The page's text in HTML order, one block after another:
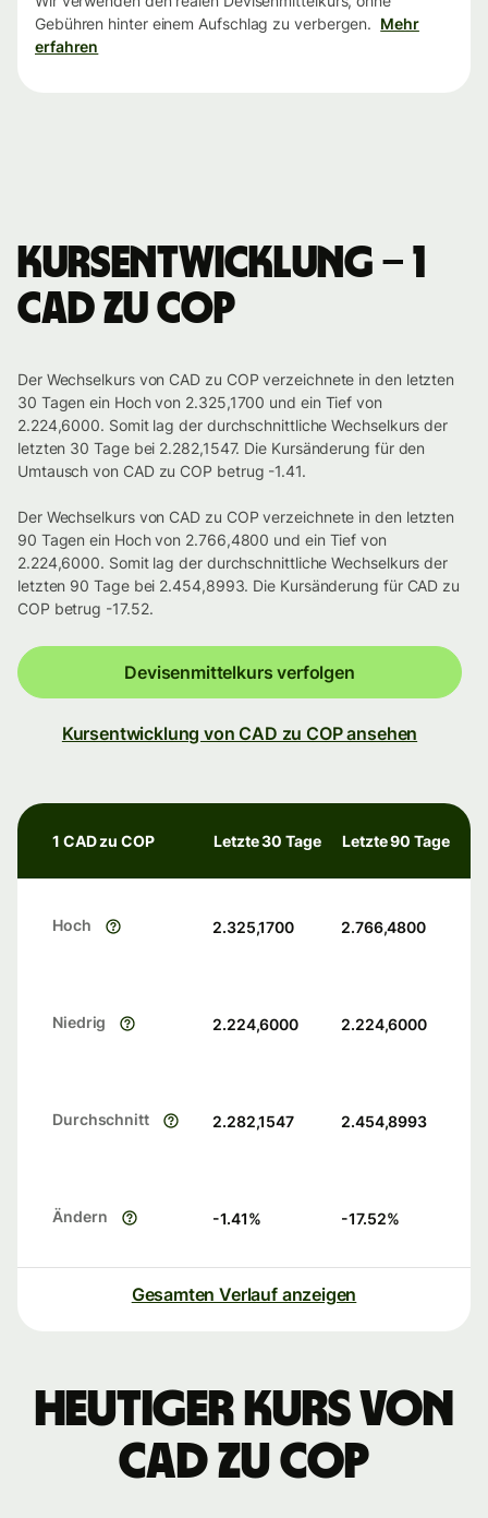
Gebühren hinter einem Aufschlag zu verbergen. Mehr
erfahren
Kursentwicklung – 1
CAD zu COP
Der Wechselkurs von CAD zu COP verzeichnete in den letzten
30 Tagen ein Hoch von 2.325,1700 und ein Tief von
2.224,6000. Somit lag der durchschnittliche Wechselkurs der
letzten 30 Tage bei 2.282,1547. Die Kursänderung für den
Umtausch von CAD zu COP betrug -1.41.
Der Wechselkurs von CAD zu COP verzeichnete in den letzten
90 Tagen ein Hoch von 2.766,4800 und ein Tief von
2.224,6000. Somit lag der durchschnittliche Wechselkurs der
letzten 90 Tage bei 2.454,8993. Die Kursänderung für CAD zu
COP betrug -17.52.
Devisenmittelkurs verfolgen
Kursentwicklung von CAD zu COP ansehen
1 CAD zu COP Letzte 30 Tage Letzte 90 Tage
Hoch 2.325,1700 2.766,4800
Niedrig 2.224,6000 2.224,6000
Durchschnitt 2.282,1547 2.454,8993
Ändern -1.41% -17.52%
Gesamten Verlauf anzeigen
Heutiger Kurs von
CAD zu COP